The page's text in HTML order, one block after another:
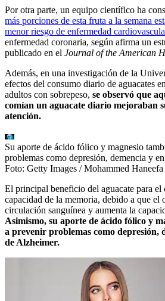
Por otra parte, un equipo científico ha
más porciones de esta fruta a la semana
menor riesgo de enfermedad
enfermedad coronaria, según afirma un
publicado en el Journal of the American
Además, en una investigación de la
efectos del consumo diario de aguacates
adultos con sobrepeso, se observó que
comían un aguacate diario mejoraban
atención.
Su aporte de ácido fólico y magnesio
problemas como depresión, demencia y
Foto: Getty Images / Mohammed
El principal beneficio del aguacate para el
capacidad de la memoria, debido a que el
circulación sanguínea y aumenta la
Asimismo, su aporte de ácido fólico y
a prevenir problemas como depresión,
de Alzheimer.